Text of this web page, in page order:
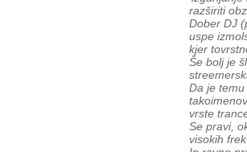
razširiti
Dober DJ
uspe
kjer
Še bolj je
Da je
vrste
Se pravi,
visokih